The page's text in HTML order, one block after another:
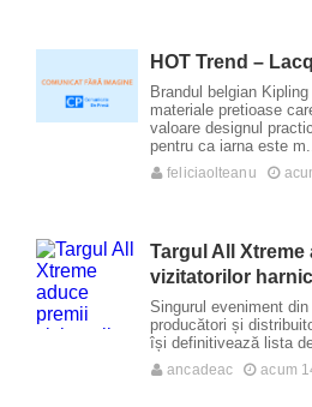
HOT Trend –
Brandul belgian
materiale pretioase
valoare designul
pentru ca iarna este
feliciaolteanu
Targul All Xtreme
vizitatorilor
Singurul eveniment
producători și
își definitivează lista
ancadeac acum